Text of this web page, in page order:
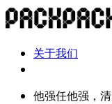
关于我们
他强任他强，